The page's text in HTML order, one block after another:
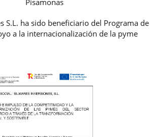
Y COOKIES
S.L. ha sido beneficiario del Programa de
a la internacionalización de la pyme